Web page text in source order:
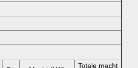
Totale macht